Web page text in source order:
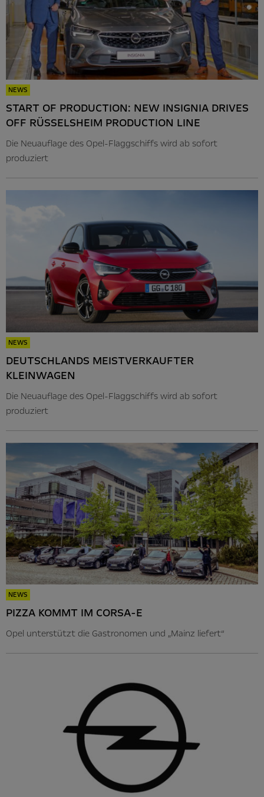
NEWS
START OF PRODUCTION: NEW INSIGNIA DRIVES
OFF RÜSSELSHEIM PRODUCTION LINE
Die Neuauflage des Opel-Flaggschiffs wird ab sofort
produziert
NEWS
DEUTSCHLANDS MEISTVERKAUFTER
KLEINWAGEN
Die Neuauflage des Opel-Flaggschiffs wird ab sofort
produziert
NEWS
PIZZA KOMMT IM CORSA-E
Opel unterstützt die Gastronomen und „Mainz liefert“